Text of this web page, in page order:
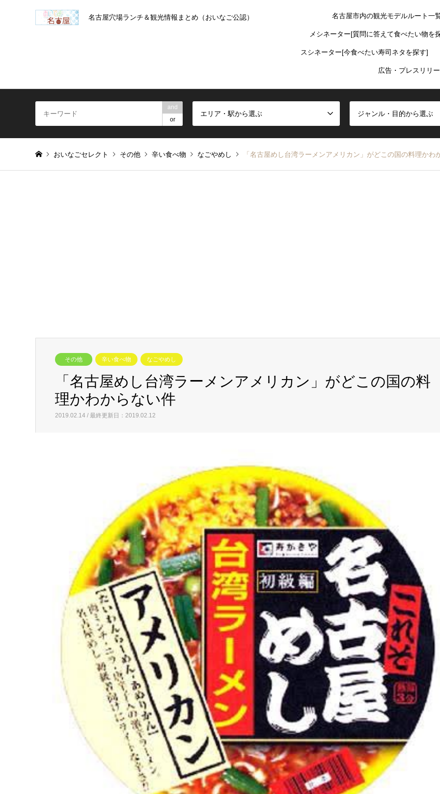
名古屋穴場ランチ＆観光情報まとめ（おいなご公認） 名古屋市内の観光モデルルート一
メシネーター[質問に答えて食べたい物を
スシネーター[今食べたい寿司ネタを探す]
広告・プレスリリ
and
or
エリア・駅から選ぶ ジャンル・目的から選ぶ
おいなごセレクト その他 辛い食べ物 なごやめし 「名古屋めし台湾ラーメンアメリカン」がどこの国の料理かわ
その他 辛い食べ物 なごやめし
「名古屋めし台湾ラーメンアメリカン」がどこの国の料
理かわからない件
2019.02.14 / 最終更新日：2019.02.12